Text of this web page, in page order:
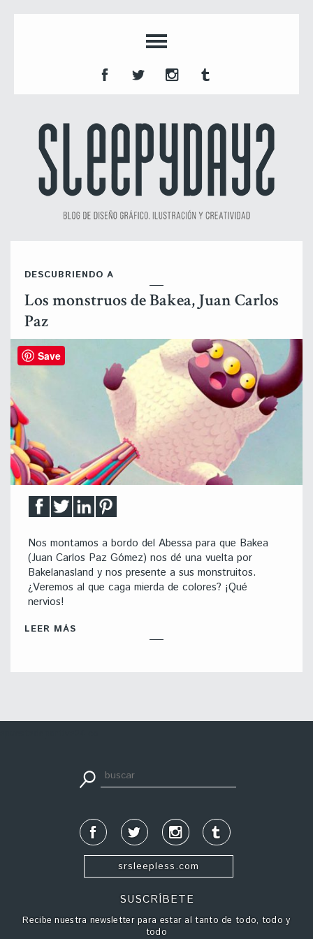
DESCUBRIENDO A
Los monstruos de Bakea, Juan Carlos
Paz
Nos montamos a bordo del Abessa para que Bakea
(Juan Carlos Paz Gómez) nos dé una vuelta por
Bakelanasland y nos presente a sus monstruitos.
¿Veremos al que caga mierda de colores? ¡Qué
nervios!
LEER MÁS
srsleepless.com
SUSCRÍBETE
Recibe nuestra newsletter para estar al tanto de todo, todo y
todo
Save